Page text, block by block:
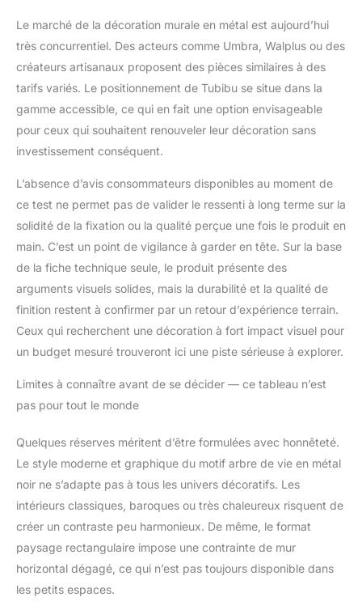
Le marché de la décoration murale en métal est aujourd’hui
très concurrentiel. Des acteurs comme Umbra, Walplus ou des
créateurs artisanaux proposent des pièces similaires à des
tarifs variés. Le positionnement de Tubibu se situe dans la
gamme accessible, ce qui en fait une option envisageable
pour ceux qui souhaitent renouveler leur décoration sans
investissement conséquent.
L’absence d’avis consommateurs disponibles au moment de
ce test ne permet pas de valider le ressenti à long terme sur la
solidité de la fixation ou la qualité perçue une fois le produit en
main. C’est un point de vigilance à garder en tête. Sur la base
de la fiche technique seule, le produit présente des
arguments visuels solides, mais la durabilité et la qualité de
finition restent à confirmer par un retour d’expérience terrain.
Ceux qui recherchent une décoration à fort impact visuel pour
un budget mesuré trouveront ici une piste sérieuse à explorer.
Limites à connaître avant de se décider — ce tableau n’est
pas pour tout le monde
Quelques réserves méritent d’être formulées avec honnêteté.
Le style moderne et graphique du motif arbre de vie en métal
noir ne s’adapte pas à tous les univers décoratifs. Les
intérieurs classiques, baroques ou très chaleureux risquent de
créer un contraste peu harmonieux. De même, le format
paysage rectangulaire impose une contrainte de mur
horizontal dégagé, ce qui n’est pas toujours disponible dans
les petits espaces.